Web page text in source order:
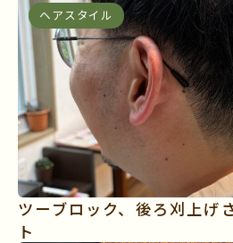
ヘアスタイル
ツーブロック、後ろ刈上げ
ト